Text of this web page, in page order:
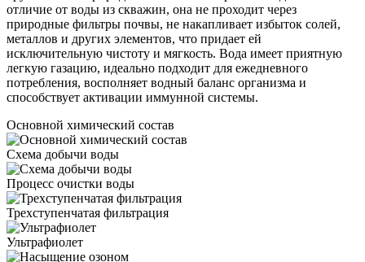
отличие от воды из скважин, она не проходит через
природные фильтры почвы, не накапливает избыток солей,
металлов и других элементов, что придает ей
исключительную чистоту и мягкость. Вода имеет приятную
легкую газацию, идеально подходит для ежедневного
потребления, восполняет водный баланс организма и
способствует активации иммунной системы.
Основной химический состав
Схема добычи воды
Процесс очистки воды
Трехступенчатая фильтрация
Ультрафиолет